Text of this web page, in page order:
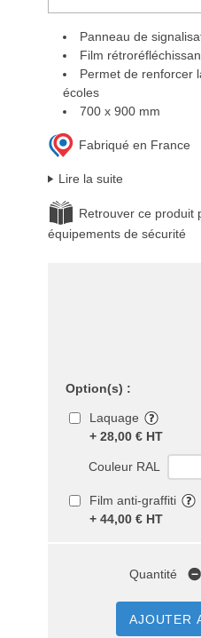
Panneau de
Film
Permet de renforcer
écoles
700 x 900 mm
Fabriqué en France
Lire la suite
Retrouver ce produit
équipements de sécurité
Option(s) :
Laquage
+ 28,00 € HT
Couleur RAL
Film anti-graffiti
+ 44,00 € HT
Quantité
AJOUTER